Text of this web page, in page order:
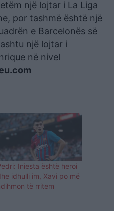
një lojtar i La Liga
por tashmë është një
e Barcelonës së
një lojtar i
në nivel
Iniesta është heroi
idhulli im, Xavi po më
të rritem